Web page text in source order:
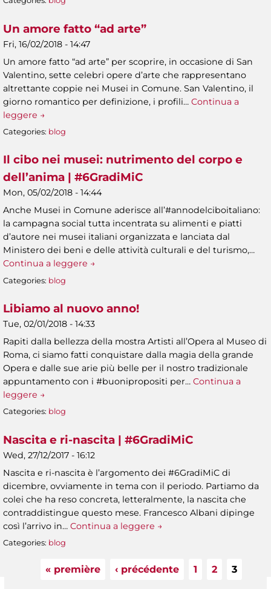
Un amore fatto “ad arte”
Fri, 16/02/2018 - 14:47
Un amore fatto “ad arte” per scoprire, in occasione di San
Valentino, sette celebri opere d’arte che rappresentano
altrettante coppie nei Musei in Comune. San Valentino, il
giorno romantico per definizione, i profili… Continua a
leggere →
Categories: blog
Il cibo nei musei: nutrimento del corpo e
dell’anima | #6GradiMiC
Mon, 05/02/2018 - 14:44
Anche Musei in Comune aderisce all’#annodelciboitaliano:
la campagna social tutta incentrata su alimenti e piatti
d’autore nei musei italiani organizzata e lanciata dal
Ministero dei beni e delle attività culturali e del turismo,…
Continua a leggere →
Categories: blog
Libiamo al nuovo anno!
Tue, 02/01/2018 - 14:33
Rapiti dalla bellezza della mostra Artisti all’Opera al Museo di
Roma, ci siamo fatti conquistare dalla magia della grande
Opera e dalle sue arie più belle per il nostro tradizionale
appuntamento con i #buonipropositi per… Continua a
leggere →
Categories: blog
Nascita e ri-nascita | #6GradiMiC
Wed, 27/12/2017 - 16:12
Nascita e ri-nascita è l’argomento dei #6GradiMiC di
dicembre, ovviamente in tema con il periodo. Partiamo da
colei che ha reso concreta, letteralmente, la nascita che
contraddistingue questo mese. Francesco Albani dipinge
così l’arrivo in… Continua a leggere →
Categories: blog
« première ‹ précédente 1 2 3